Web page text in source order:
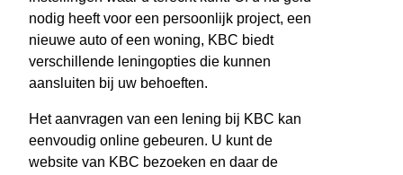
nodig heeft voor een persoonlijk project, een
nieuwe auto of een woning, KBC biedt
verschillende leningopties die kunnen
aansluiten bij uw behoeften.
Het aanvragen van een lening bij KBC kan
eenvoudig online gebeuren. U kunt de
website van KBC bezoeken en daar de